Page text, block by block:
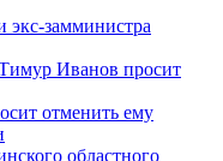
экс-замминистра
Иванов просит
отменить ему
областного